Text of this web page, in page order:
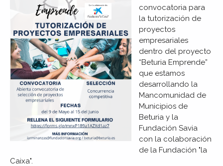
convocatoria para
la tutorización de
proyectos
empresariales
dentro del proyecto
“Beturia Emprende”
que estamos
desarrollando la
Mancomunidad de
Municipios de
Beturia y la
Fundación Savia
con la colaboración
de la Fundación "la
Caixa".